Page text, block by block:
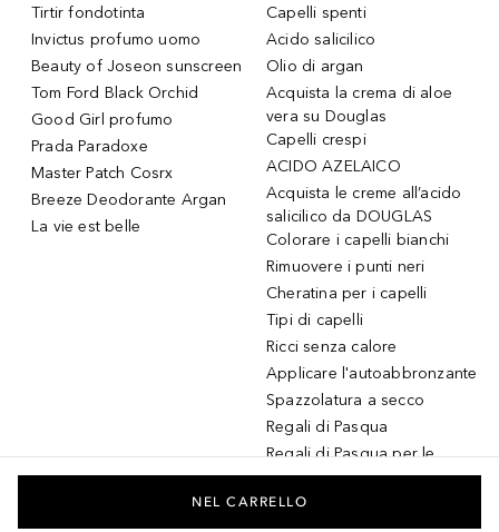
Tirtir fondotinta
Invictus profumo uomo
Beauty of Joseon sunscreen
Tom Ford Black Orchid
Good Girl profumo
Prada Paradoxe
Master Patch Cosrx
Breeze Deodorante Argan
La vie est belle
Capelli spenti
Acido salicilico
Olio di argan
Acquista la crema di aloe
vera su Douglas
Capelli crespi
ACIDO AZELAICO
Acquista le creme all’acido
salicilico da DOUGLAS
Colorare i capelli bianchi
Rimuovere i punti neri
Cheratina per i capelli
Tipi di capelli
Ricci senza calore
Applicare l'autoabbronzante
Spazzolatura a secco
Regali di Pasqua
Regali di Pasqua per le
donne
Regali di Pasqua per gli
NEL CARRELLO